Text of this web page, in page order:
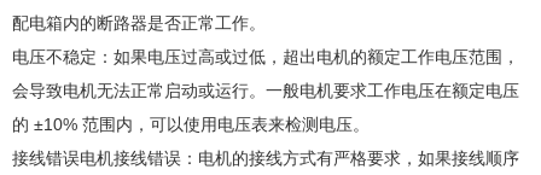
配电箱内的断路器是否正常工作。
电压不稳定：如果电压过高或过低，超出电机的额定工作电压范围，
会导致电机无法正常启动或运行。一般电机要求工作电压在额定电压
的 ±10% 范围内，可以使用电压表来检测电压。
接线错误电机接线错误：电机的接线方式有严格要求，如果接线顺序